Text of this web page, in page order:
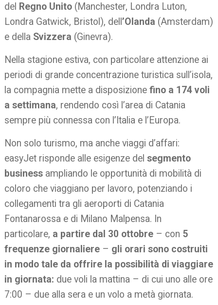
del Regno Unito (Manchester, Londra Luton,
Londra Gatwick, Bristol), dell’Olanda (Amsterdam)
e della Svizzera (Ginevra).
Nella stagione estiva, con particolare attenzione ai
periodi di grande concentrazione turistica sull’isola,
la compagnia mette a disposizionefino a 174 voli
a settimana, rendendo così l’area di Catania
sempre più connessa con l’Italia e l’Europa.
Non solo turismo, ma anche viaggi d’affari:
easyJet risponde alle esigenze delsegmento
business ampliando le opportunità di mobilità di
coloro che viaggiano per lavoro, potenziando i
collegamenti tra gli aeroporti di Catania
Fontanarossa e di Milano Malpensa. In
particolare, a partire dal 30 ottobre – con 5
frequenze giornaliere – gli orari sono costruiti
in modo tale da offrire la possibilità di viaggiare
in giornata: due voli la mattina – di cui uno alle ore
7:00 – due alla sera e un volo a metà giornata.